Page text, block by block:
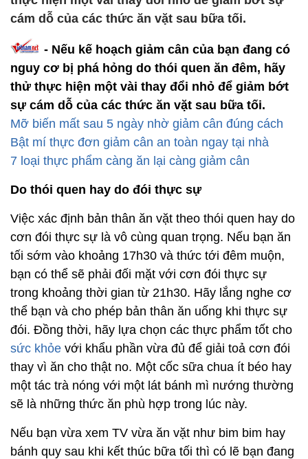
cám dỗ của các thức ăn vặt sau bữa tối.
- Nếu kế hoạch giảm cân của bạn đang có
nguy cơ bị phá hỏng do thói quen ăn đêm, hãy
thử thực hiện một vài thay đổi nhỏ để giảm bớt
sự cám dỗ của các thức ăn vặt sau bữa tối.
Mỡ biến mất sau 5 ngày nhờ giảm cân đúng cách
Bật mí thực đơn giảm cân an toàn ngay tại nhà
7 loại thực phẩm càng ăn lại càng giảm cân
Do thói quen hay do đói thực sự
Việc xác định bản thân ăn vặt theo thói quen hay do
cơn đói thực sự là vô cùng quan trọng. Nếu bạn ăn
tối sớm vào khoảng 17h30 và thức tới đêm muộn,
bạn có thể sẽ phải đối mặt với cơn đói thực sự
trong khoảng thời gian từ 21h30. Hãy lắng nghe cơ
thể bạn và cho phép bản thân ăn uống khi thực sự
đói. Đồng thời, hãy lựa chọn các thực phẩm tốt cho
sức khỏe với khẩu phần vừa đủ để giải toả cơn đói
thay vì ăn cho thật no. Một cốc sữa chua ít béo hay
một tác trà nóng với một lát bánh mì nướng thường
sẽ là những thức ăn phù hợp trong lúc này.
Nếu bạn vừa xem TV vừa ăn vặt như bim bim hay
bánh quy sau khi kết thúc bữa tối thì có lẽ bạn đang